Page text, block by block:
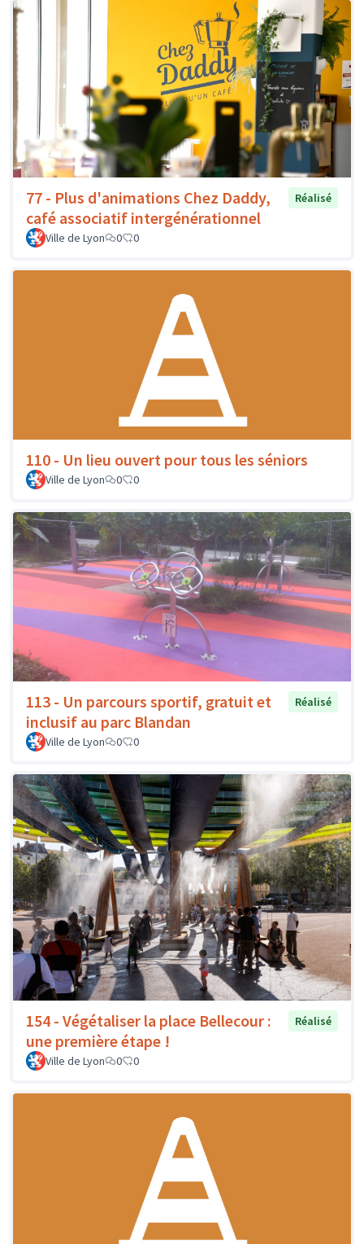
77 - Plus d'animations Chez Daddy,
café associatif intergénérationnel
Réalisé
Ville de Lyon 0 0
110 - Un lieu ouvert pour tous les séniors
Ville de Lyon 0 0
113 - Un parcours sportif, gratuit et
inclusif au parc Blandan
Réalisé
Ville de Lyon 0 0
154 - Végétaliser la place Bellecour :
une première étape !
Réalisé
Ville de Lyon 0 0